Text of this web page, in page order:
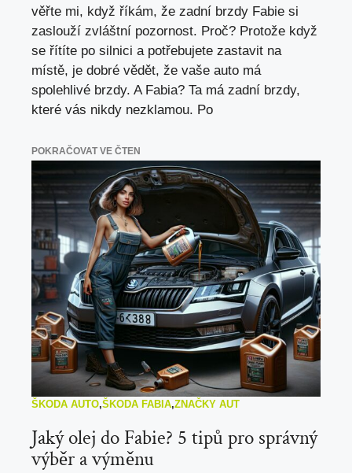
věřte mi, když říkám, že zadní brzdy Fabie si
zaslouží zvláštní pozornost. Proč? Protože když
se řítíte po silnici a potřebujete zastavit na
místě, je dobré vědět, že vaše auto má
spolehlivé brzdy. A Fabia? Ta má zadní brzdy,
které vás nikdy nezklamou. Po
POKRAČOVAT VE ČTEN
ŠKODA AUTO,ŠKODA FABIA,ZNAČKY AUT
Jaký olej do Fabie? 5 tipů pro správný
výběr a výměnu